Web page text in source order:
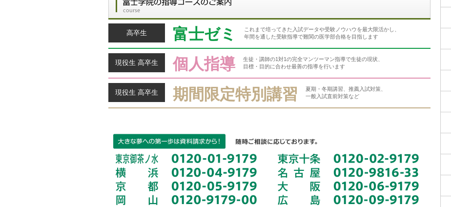
高卒生 富士ゼミ
これまで培ってきた入試データや受験ノウハウを最大限活かし、
年間を通した受験指導で難関の医学部合格を目指します
現役生 高卒生 個人指導
生徒・講師の1対1の完全マンツーマン指導で生徒の現状、
目標・目的に合わせ最善の指導を行います
現役生 高卒生 期間限定特別講習
夏期・冬期講習、推薦入試対策、
一般入試直前対策など